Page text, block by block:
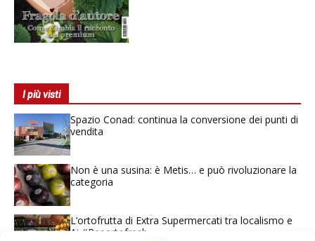
I più visti
Spazio Conad: continua la conversione dei punti di
vendita
Non è una susina: è Metis… e può rivoluzionare la
categoria
L’ortofrutta di Extra Supermercati tra localismo e
Ai #Repartofresh